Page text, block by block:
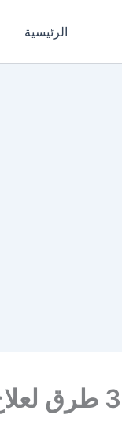
الرئيسية
3 طرق لعلاج هشاشة العظام